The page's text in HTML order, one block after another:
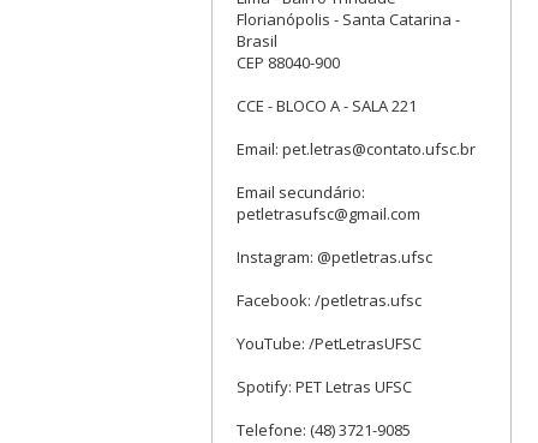
Florianópolis - Santa Catarina -
Brasil
CEP 88040-900
CCE - BLOCO A - SALA 221
Email: pet.letras@contato.ufsc.br
Email secundário:
petletrasufsc@gmail.com
Instagram: @petletras.ufsc
Facebook: /petletras.ufsc
YouTube: /PetLetrasUFSC
Spotify: PET Letras UFSC
Telefone: (48) 3721-9085